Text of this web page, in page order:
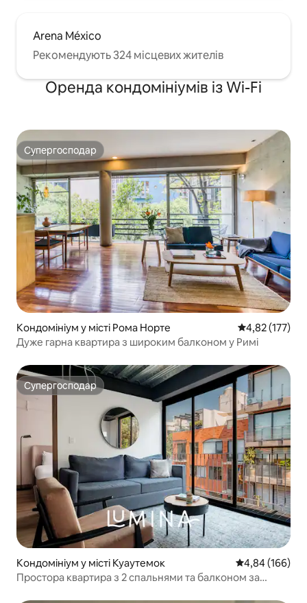
Arena México
Рекомендують 324 місцевих жителів
Оренда кондомініумів із Wi-Fi
Супергосподар
Супергосподар
Кондомініум у місті Рома Норте Середня
4,82 (177)
Дуже гарна квартира з широким балконом у Римі
Супергосподар
Супергосподар
Кондомініум у місті Куаутемок Середня
4,84 (166)
Простора квартира з 2 спальнями та балконом за